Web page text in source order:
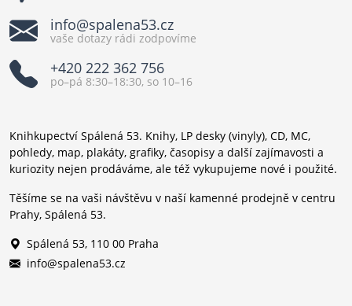
info@spalena53.cz
vaše dotazy rádi zodpovíme
+420 222 362 756
po–pá 8:30–18:30, so 10–16
Knihkupectví Spálená 53. Knihy, LP desky (vinyly), CD, MC,
pohledy, map, plakáty, grafiky, časopisy a další zajímavosti a
kuriozity nejen prodáváme, ale též vykupujeme nové i použité.
Těšíme se na vaši návštěvu v naší kamenné prodejně v centru
Prahy, Spálená 53.
Spálená 53, 110 00 Praha
info@spalena53.cz